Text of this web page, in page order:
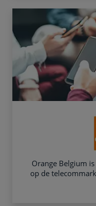
Orange Belgium
op de